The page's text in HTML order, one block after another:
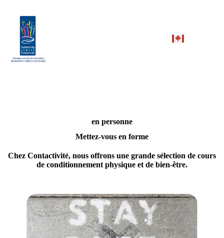
en personne
Mettez-vous en forme
Chez Contactivité, nous offrons une grande sélection de cours
de conditionnement physique et de bien-être.